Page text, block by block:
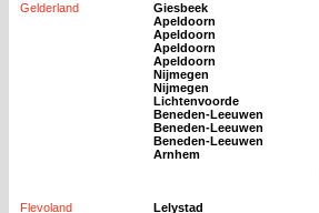
Gelderland Giesbeek
Apeldoorn
Apeldoorn
Apeldoorn
Apeldoorn
Nijmegen
Nijmegen
Lichtenvoorde
Beneden-Leeuwen
Beneden-Leeuwen
Beneden-Leeuwen
Arnhem
Flevoland Lelystad